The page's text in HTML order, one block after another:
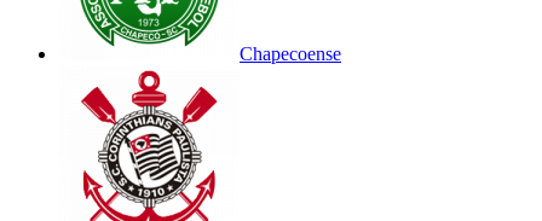
Chapecoense